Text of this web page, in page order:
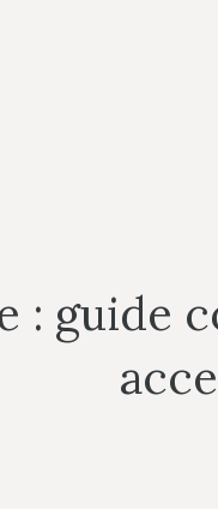
: guide